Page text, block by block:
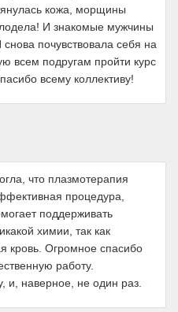
кожа, морщины
И знакомые мужчины
почувствовала себя на
всем подругам пройти курс
всему коллективу!
что плазмотерапия
процедура,
поддерживать
химии, так как
кровь. Огромное спасибо
работу.
и, наверное, не один раз.